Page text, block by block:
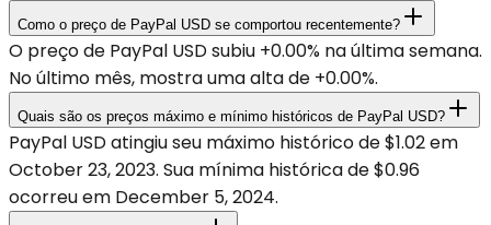
Como o preço de PayPal USD se comportou recentemente?
O preço de PayPal USD subiu +0.00% na última semana.
No último mês, mostra uma alta de +0.00%.
Quais são os preços máximo e mínimo históricos de PayPal USD?
PayPal USD atingiu seu máximo histórico de $1.02 em
October 23, 2023. Sua mínima histórica de $0.96
ocorreu em December 5, 2024.